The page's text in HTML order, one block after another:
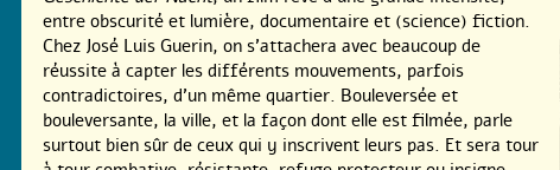
entre obscurité et lumière, documentaire et (science) fiction.
Chez José Luis Guerin, on s’attachera avec beaucoup de
réussite à capter les différents mouvements, parfois
contradictoires, d’un même quartier. Bouleversée et
bouleversante, la ville, et la façon dont elle est filmée, parle
surtout bien sûr de ceux qui y inscrivent leurs pas. Et sera tour